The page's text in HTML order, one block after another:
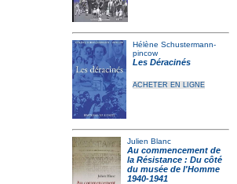
Hélène Schustermann-
pincow
Les Déracinés
ACHETER EN LIGNE
Julien Blanc
Au commencement de
la Résistance : Du côté
du musée de l'Homme
1940-1941